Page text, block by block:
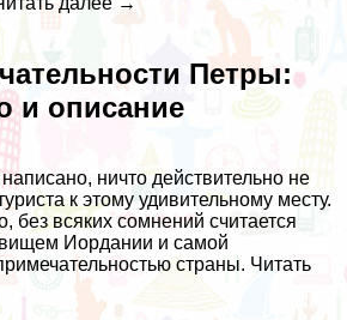
Петры:
и описание
ничто действительно не
к этому удивительному месту.
без всяких сомнений считается
Иордании и самой
страны. Читать